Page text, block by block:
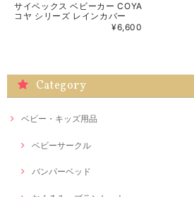
サイベックス ベビーカー COYA
コヤ シリーズ レインカバー
¥6,600
Category
ベビー・キッズ用品
ベビーサークル
バンパーベッド